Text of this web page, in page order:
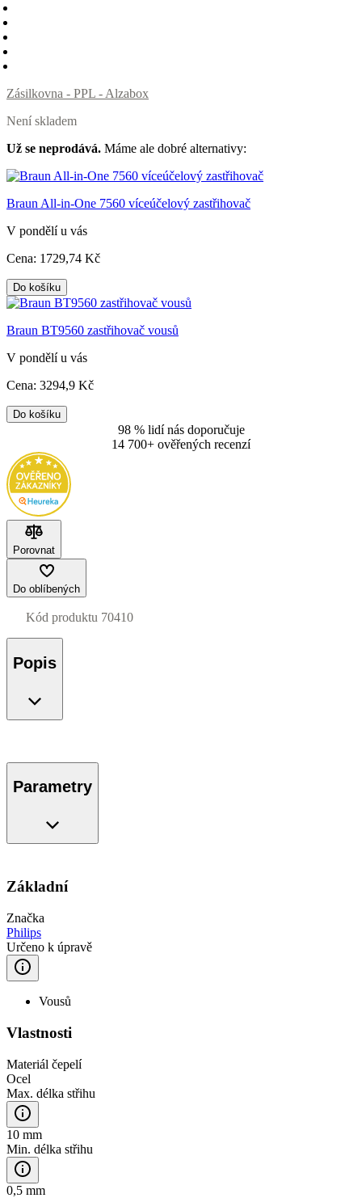
Zásilkovna - PPL - Alzabox
Není skladem
Už se neprodává. Máme ale dobré alternativy:
Braun All-in-One 7560 víceúčelový zastřihovač
V pondělí u vás
Cena: 1729,74 Kč
Do košíku
Braun BT9560 zastřihovač vousů
V pondělí u vás
Cena: 3294,9 Kč
Do košíku
98 % lidí nás doporučuje
14 700+ ověřených recenzí
Porovnat
Do oblíbených
Kód produktu 70410
Popis
Parametry
Základní
Značka
Philips
Určeno k úpravě
Vousů
Vlastnosti
Materiál čepelí
Ocel
Max. délka střihu
10 mm
Min. délka střihu
0,5 mm